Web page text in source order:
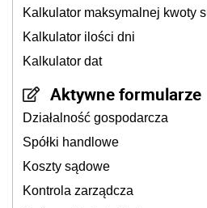
Kalkulator maksymalnej kwoty
Kalkulator ilości dni
Kalkulator dat
Aktywne formularze
Działalność gospodarcza
Spółki handlowe
Koszty sądowe
Kontrola zarządcza